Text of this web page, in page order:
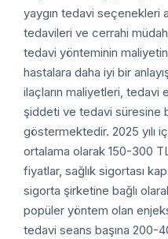
yaygın tedavi seçenekleri
tedavileri ve cerrahi
tedavi yönteminin
hastalara daha iyi bir
ilaçların maliyetleri, tedavi
şiddeti ve tedavi süresine
göstermektedir. 2025 yılı
ortalama olarak 150-300
fiyatlar, sağlık sigortası
sigorta şirketine bağlı
popüler yöntem olan
tedavi seans başına 200-